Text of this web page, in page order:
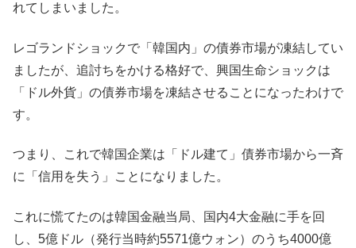
れてしまいました。
レゴランドショックで「韓国内」の債券市場が凍結してい
ましたが、追討ちをかける格好で、興国生命ショックは
「ドル外貨」の債券市場を凍結させることになったわけで
す。
つまり、これで韓国企業は「ドル建て」債券市場から一斉
に「信用を失う」ことになりました。
これに慌てたのは韓国金融当局、国内4大金融に手を回
し、5億ドル（発行当時約5571億ウォン）のうち4000億